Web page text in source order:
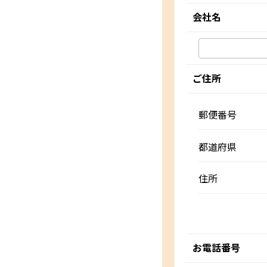
会社名
ご住所
郵便番号
都道府県
住所
お電話番号